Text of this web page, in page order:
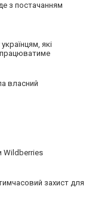
з постачанням
які
працюватиме
власний
Wildberries
захист для